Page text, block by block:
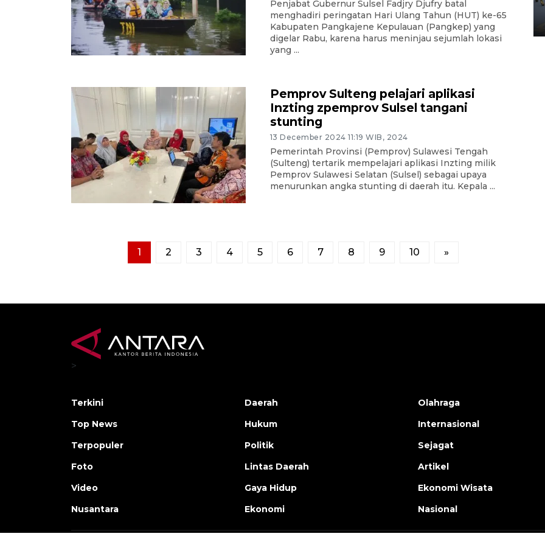
Penjabat Gubernur Sulsel Fadjry Djufry batal
menghadiri peringatan Hari Ulang Tahun (HUT) ke-65
Kabupaten Pangkajene Kepulauan (Pangkep) yang
digelar Rabu, karena harus meninjau sejumlah lokasi
yang ...
Pemprov Sulteng pelajari aplikasi
Inzting zpemprov Sulsel tangani
stunting
13 December 2024 11:19 WIB, 2024
Pemerintah Provinsi (Pemprov) Sulawesi Tengah
(Sulteng) tertarik mempelajari aplikasi Inzting milik
Pemprov Sulawesi Selatan (Sulsel) sebagai upaya
menurunkan angka stunting di daerah itu. Kepala ...
1 2 3 4 5 6 7 8 9 10 »
Yogyakarta
02 April 2026 12:51 WIB
>
Terkini
Top News
Terpopuler
Foto
Video
Nusantara
Daerah
Hukum
Politik
Lintas Daerah
Gaya Hidup
Ekonomi
Olahraga
Internasional
Sejagat
Artikel
Ekonomi Wisata
Nasional